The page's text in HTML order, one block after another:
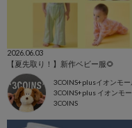
2026.06.03
【夏先取り！】新作ベビー服🌻
3COINS